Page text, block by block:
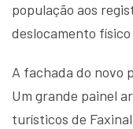
população aos
deslocamento físico
A fachada do novo
Um grande painel
turísticos de